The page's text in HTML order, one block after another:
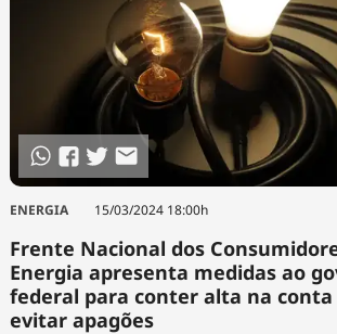
ENERGIA 15/03/2024 18:00h
Frente Nacional dos
Energia apresenta medidas ao
federal para conter alta na conta
evitar apagões